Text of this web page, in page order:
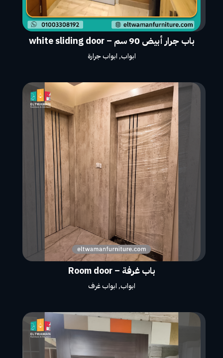
باب جرار أبيض 90 سم – white sliding door
ابواب, ابواب جرارة
باب غرفة – Room door
ابواب, ابواب غرف